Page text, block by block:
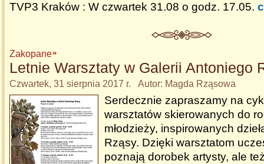
TVP3 Kraków : W czwartek 31.08 o godz. 17.05.
Zakopane
Letnie Warsztaty w Galerii Antoniego
Czwartek, 31 sierpnia 2017 r. Autor: Magda Rząsowa
Serdecznie zapraszamy na
warsztatów skierowanych do
młodzieży, inspirowanych
Rząsy. Dzięki warsztatom
poznają dorobek artysty, ale